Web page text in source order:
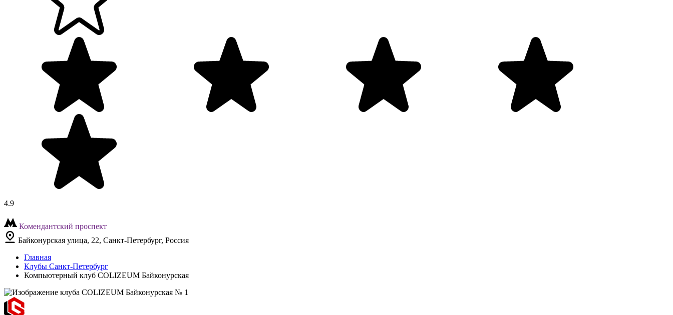
4.9
Комендантский проспект
Байконурская улица, 22, Санкт-Петербург, Россия
Главная
Клубы Санкт-Петербург
Компьютерный клуб COLIZEUM Байконурская